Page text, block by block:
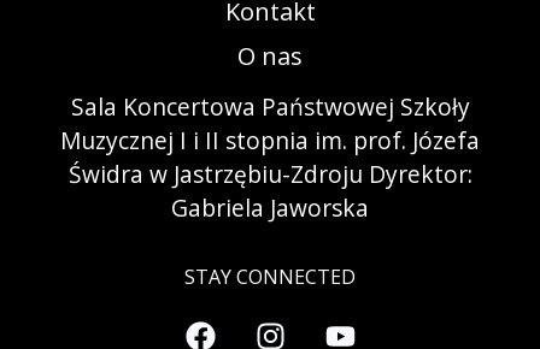
Kontakt
O nas
Sala Koncertowa Państwowej Szkoły
Muzycznej I i II stopnia im. prof. Józefa
Świdra w Jastrzębiu-Zdroju Dyrektor:
Gabriela Jaworska
STAY CONNECTED